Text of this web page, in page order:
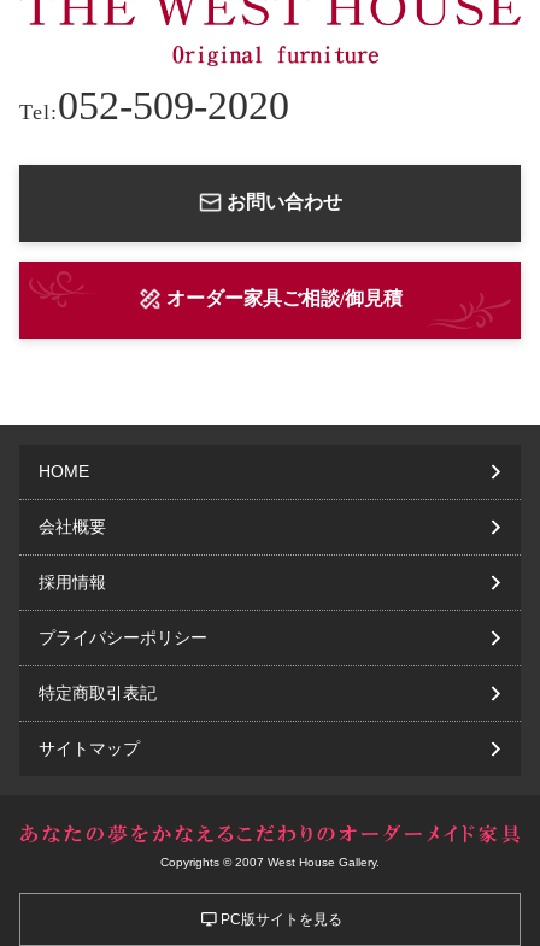
Tel:052-509-2020
お問い合わせ
オーダー家具ご相談/御見積
HOME
会社概要
採用情報
プライバシーポリシー
特定商取引表記
サイトマップ
Copyrights © 2007 West House Gallery.
PC版サイトを見る